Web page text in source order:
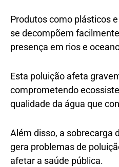
Produtos como plásticos
se decompõem
presença em rios e
Esta poluição afeta
comprometendo
qualidade da água que
Além disso, a sobrecarga
gera problemas de
afetar a saúde pública.